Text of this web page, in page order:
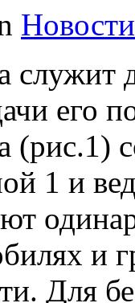
Новости
служит
его
(рис.1)
1 и
и
Для